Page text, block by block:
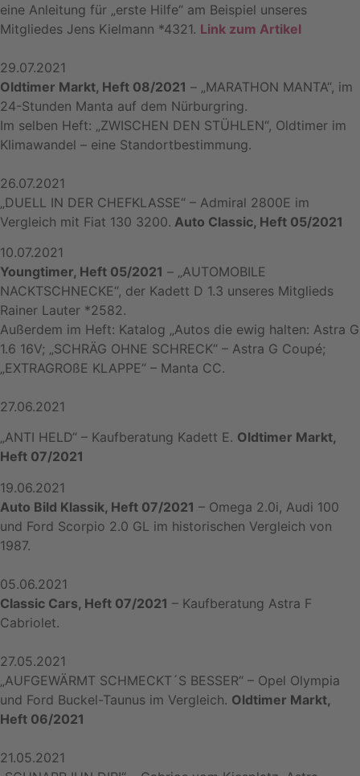
eine Anleitung für „erste Hilfe“ am Beispiel unseres
Mitgliedes Jens Kielmann *4321. Link zum Artikel
29.07.2021
Oldtimer Markt, Heft 08/2021 – „MARATHON MANTA“, im
24-Stunden Manta auf dem Nürburgring.
Im selben Heft: „ZWISCHEN DEN STÜHLEN“, Oldtimer im
Klimawandel – eine Standortbestimmung.
26.07.2021
„DUELL IN DER CHEFKLASSE“ – Admiral 2800E im
Vergleich mit Fiat 130 3200. Auto Classic, Heft 05/2021
10.07.2021
Youngtimer, Heft 05/2021 – „AUTOMOBILE
NACKTSCHNECKE“, der Kadett D 1.3 unseres Mitglieds
Rainer Lauter *2582.
Außerdem im Heft: Katalog „Autos die ewig halten: Astra G
1.6 16V; „SCHRÄG OHNE SCHRECK“ – Astra G Coupé;
„EXTRAGROßE KLAPPE“ – Manta CC.
27.06.2021
„ANTI HELD“ – Kaufberatung Kadett E. Oldtimer Markt,
Heft 07/2021
19.06.2021
Auto Bild Klassik, Heft 07/2021 – Omega 2.0i, Audi 100
und Ford Scorpio 2.0 GL im historischen Vergleich von
1987.
05.06.2021
Classic Cars, Heft 07/2021 – Kaufberatung Astra F
Cabriolet.
27.05.2021
„AUFGEWÄRMT SCHMECKT´S BESSER“ – Opel Olympia
und Ford Buckel-Taunus im Vergleich. Oldtimer Markt,
Heft 06/2021
21.05.2021